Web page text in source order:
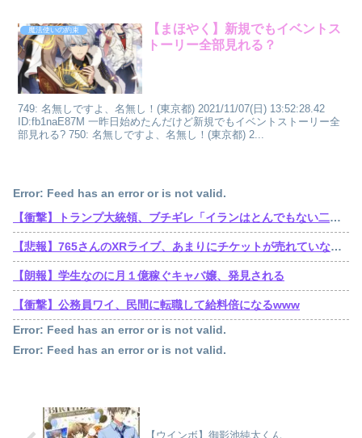
魔法使いの約束
【まほやく】新規でもイベントス
トーリー全部見れる？
749: 名無しですよ、名無し！(東京都) 2021/11/07(日) 13:52:28.42
ID:fb1naE87M 一昨日始めたんだけど新規でもイベントストーリー全
部見れる? 750: 名無しですよ、名無し！(東京都) 2...
Error: Feed has an error or is not valid.
【衝撃】トランプ大統領、ブチギレ「イランはとんでもない二枚舌だ！！」←これｗｗｗｗｗ
【悲報】765さんのXRライブ、あまりにチケットが売れていないからか、事前に内容を見せてしまう大盤振る舞い
【朗報】学生なのに月１億稼ぐキャバ嬢、発見される
【衝撃】公務員ワイ、民間に転職して給料倍になるwww
Error: Feed has an error or is not valid.
Error: Feed has an error or is not valid.
【ウインボ】御影池純太くん